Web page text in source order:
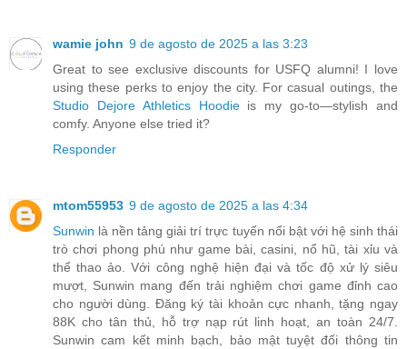
wamie john 9 de agosto de 2025 a las 3:23
Great to see exclusive discounts for USFQ alumni! I love
using these perks to enjoy the city. For casual outings, the
Studio Dejore Athletics Hoodieis my go-to—stylish and
comfy. Anyone else tried it?
Responder
mtom55953 9 de agosto de 2025 a las 4:34
Sunwin là nền tảng giải trí trực tuyến nổi bật với hệ sinh thái
trò chơi phong phú như game bài, casini, nổ hũ, tài xỉu và
thể thao ảo. Với công nghệ hiện đại và tốc độ xử lý siêu
mượt, Sunwin mang đến trải nghiệm chơi game đỉnh cao
cho người dùng. Đăng ký tài khoản cực nhanh, tặng ngay
88K cho tân thủ, hỗ trợ nạp rút linh hoạt, an toàn 24/7.
Sunwin cam kết minh bạch, bảo mật tuyệt đối thông tin